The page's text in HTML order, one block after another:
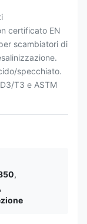
certificato EN
scambiatori di
specchiato.
T3 e ASTM
,
,